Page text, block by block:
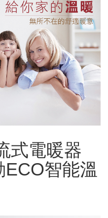
式電暖器
智能溫